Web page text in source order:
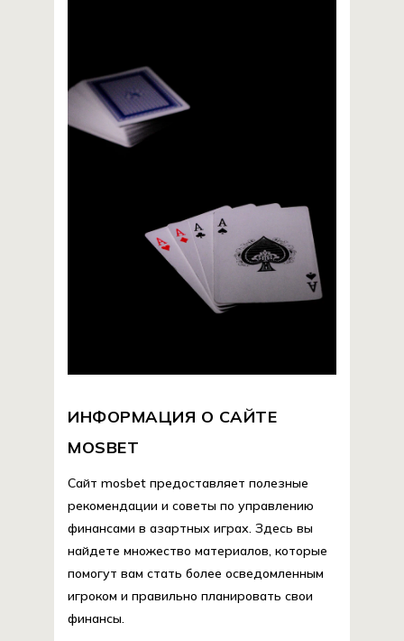
ИНФОРМАЦИЯ О САЙТЕ
MOSBET
Сайт mosbet предоставляет полезные
рекомендации и советы по управлению
финансами в азартных играх. Здесь вы
найдете множество материалов, которые
помогут вам стать более осведомленным
игроком и правильно планировать свои
финансы.